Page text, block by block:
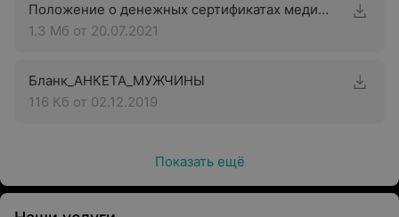
Положение о денежных сертификатах медицинского центра «Аква-Минск Клиника»
1.3 Мб от 20.07.2021
Бланк_АНКЕТА_МУЖЧИНЫ
116 Кб от 02.12.2019
Показать ещё